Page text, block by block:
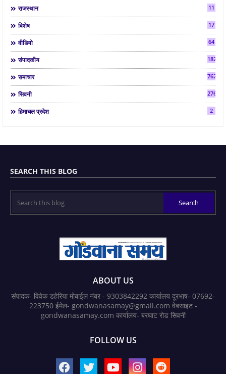
राजस्थान 11
विशेष 17
वीडियो 64
संपादकीय 182
समाचार 7624
सिवनी 2763
हिमाचल प्रदेश 2
SEARCH THIS BLOG
ABOUT US
संपादक- विवेक डहेरिया मोबाईल नंबर - 9303842292 कार्यालय दूरभाष- 07692-
223750 ईमेल- gondwanasamay@gmail.com वेबसाइट -
gondwanasamay.com कार्यालय- बरघाट रोड सिवनी
FOLLOW US